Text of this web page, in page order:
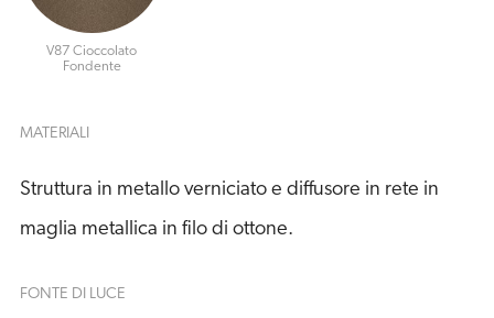
V87 Cioccolato
Fondente
MATERIALI
Struttura in metallo verniciato e diffusore in rete in
maglia metallica in filo di ottone.
FONTE DI LUCE